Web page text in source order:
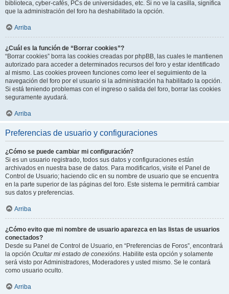
biblioteca, cyber-cafés, PCs de universidades, etc. Si no ve la casilla, significa
que la administración del foro ha deshabilitado la opción.
Arriba
¿Cuál es la función de “Borrar cookies”?
“Borrar cookies” borra las cookies creadas por phpBB, las cuales le mantienen
autorizado para acceder a determinados recursos del foro y estar identificado
al mismo. Las cookies proveen funciones como leer el seguimiento de la
navegación del foro por el usuario si la administración ha habilitado la opción.
Si está teniendo problemas con el ingreso o salida del foro, borrar las cookies
seguramente ayudará.
Arriba
Preferencias de usuario y configuraciones
¿Cómo se puede cambiar mi configuración?
Si es un usuario registrado, todos sus datos y configuraciones están
archivados en nuestra base de datos. Para modificarlos, visite el Panel de
Control de Usuario; haciendo clic en su nombre de usuario que se encuentra
en la parte superior de las páginas del foro. Este sistema le permitirá cambiar
sus datos y preferencias.
Arriba
¿Cómo evito que mi nombre de usuario aparezca en las listas de usuarios
conectados?
Desde su Panel de Control de Usuario, en “Preferencias de Foros”, encontrará
la opción Ocultar mi estado de conexións. Habilite esta opción y solamente
será visto por Administradores, Moderadores y usted mismo. Se le contará
como usuario oculto.
Arriba